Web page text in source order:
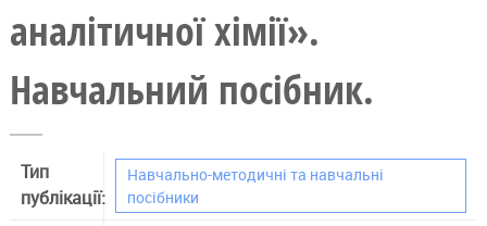
аналітичної хімії».
Навчальний посібник.
Тип
публікації:
Навчально-методичні та навчальні
посібники